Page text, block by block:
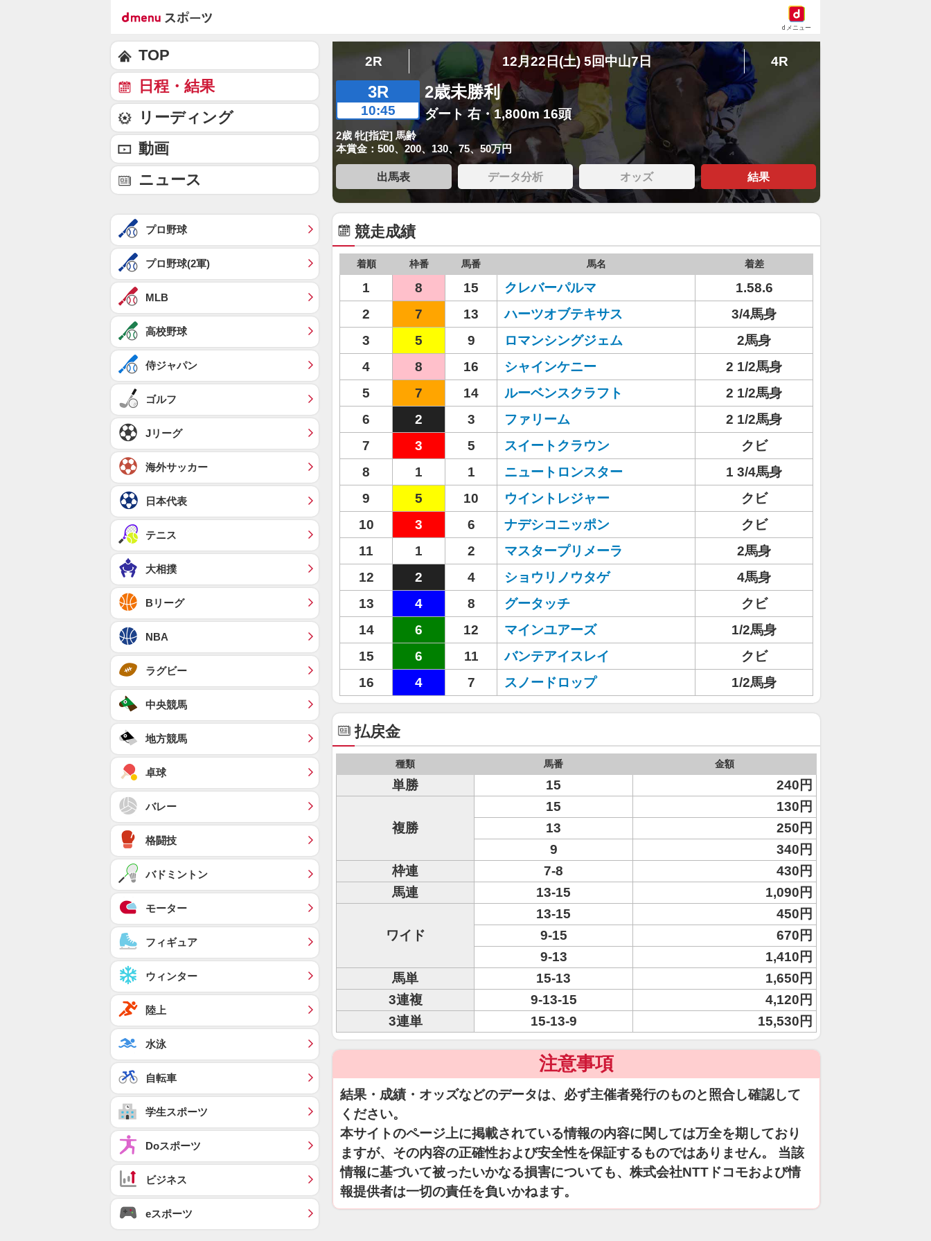
dメニュー
2R 12月22日(土) 5回中山7日 4R
3R
10:45
2歳未勝利
ダート 右・1,800m 16頭
2歳 牝[指定] 馬齢
本賞金：500、200、130、75、50万円
出馬表 データ分析 オッズ 結果
競走成績
着順 枠番 馬番 馬名 着差
1 8 15 クレバーパルマ
1.58.6
2
7 13 ハーツオブテキサス
3/4馬身
3
5 9 ロマンシングジェム
2馬身
4
8 16 シャインケニー
2 1/2馬身
5
7 14 ルーベンスクラフト
2 1/2馬身
6
2 3 ファリーム
2 1/2馬身
7
3 5 スイートクラウン
クビ
8
1 1 ニュートロンスター
1 3/4馬身
9
5 10 ウイントレジャー
クビ
10
3 6 ナデシコニッポン
クビ
11
1 2 マスタープリメーラ
2馬身
12
2 4 ショウリノウタゲ
4馬身
13
4 8 グータッチ
クビ
14
6 12 マインユアーズ
1/2馬身
15
6 11 バンテアイスレイ
クビ
16
4 7 スノードロップ 1/2馬身
払戻金
種類 馬番 金額
単勝 15 240円
複勝
15
130円
13
250円
9
340円
枠連
7-8
430円
馬連
13-15 1,090円
ワイド
13-15
450円
9-15
670円
9-13
1,410円
馬単
15-13
1,650円
3連複
9-13-15
4,120円
3連単
15-13-9 15,530円
注意事項
結果・成績・オッズなどのデータは、必ず主催者発行のものと照合し確認して
ください。
本サイトのページ上に掲載されている情報の内容に関しては万全を期しており
ますが、その内容の正確性および安全性を保証するものではありません。 当該
情報に基づいて被ったいかなる損害についても、株式会社NTTドコモおよび情
報提供者は一切の責任を負いかねます。
TOP
日程・結果
リーディング
動画
ニュース
プロ野球
プロ野球(2軍)
MLB
高校野球
侍ジャパン
ゴルフ
Jリーグ
海外サッカー
日本代表
テニス
大相撲
Bリーグ
NBA
ラグビー
中央競馬
地方競馬
卓球
バレー
格闘技
バドミントン
モーター
フィギュア
ウィンター
陸上
水泳
自転車
学生スポーツ
Doスポーツ
ビジネス
eスポーツ